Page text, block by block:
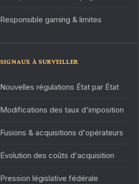
Responsible gaming & limites
SIGNAUX À SURVEILLER
Nouvelles régulations État par État
Modifications des taux d'imposition
Fusions & acquisitions d'opérateurs
Évolution des coûts d'acquisition
Pression législative fédérale